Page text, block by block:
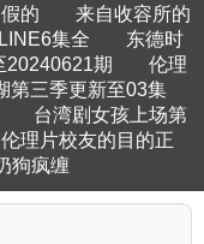
的
来自收容所的
集全
东德时
20240621期
伦理
第三季更新至03集
台湾剧女孩上场第
伦理片校友的目的正
狗疯缠